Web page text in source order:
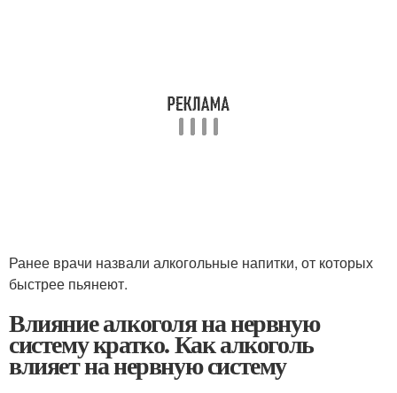
Ранее врачи назвали алкогольные напитки, от которых
быстрее пьянеют.
Влияние алкоголя на нервную
систему кратко. Как алкоголь
влияет на нервную систему